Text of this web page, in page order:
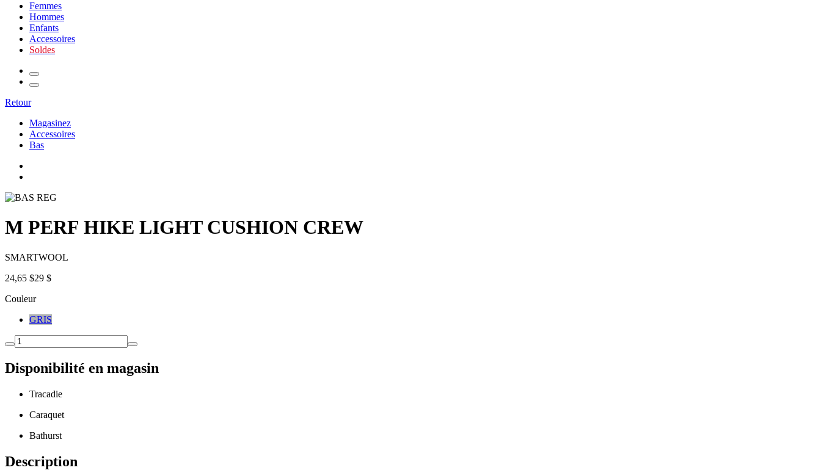
Femmes
Hommes
Enfants
Accessoires
Soldes
Retour
Magasinez
Accessoires
Bas
M PERF HIKE LIGHT CUSHION CREW
SMARTWOOL
24,65 $29 $
Couleur
GRIS
Disponibilité en magasin
Tracadie
Caraquet
Bathurst
Description